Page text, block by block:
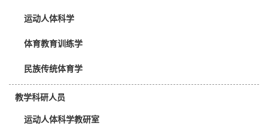
运动人体科学
体育教育训练学
民族传统体育学
教学科研人员
运动人体科学教研室